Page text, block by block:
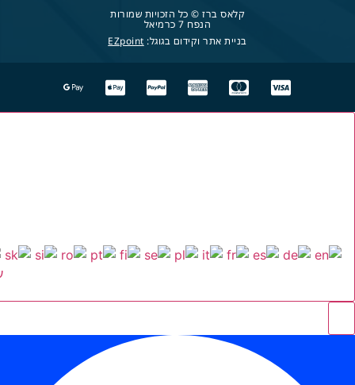
קלאס ברז © כל הזכויות שמורות
הנפח 7 כרמיאל
בניית אתר וקידום בגוגל: EZpoint